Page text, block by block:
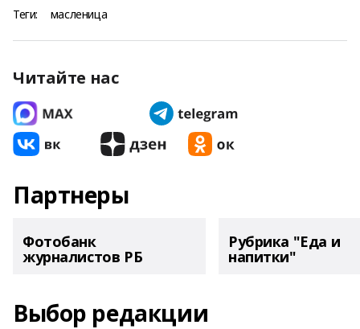
Теги: масленица
Читайте нас
Партнеры
Фотобанк
журналистов РБ
Рубрика "Еда и
напитки"
Выбор редакции